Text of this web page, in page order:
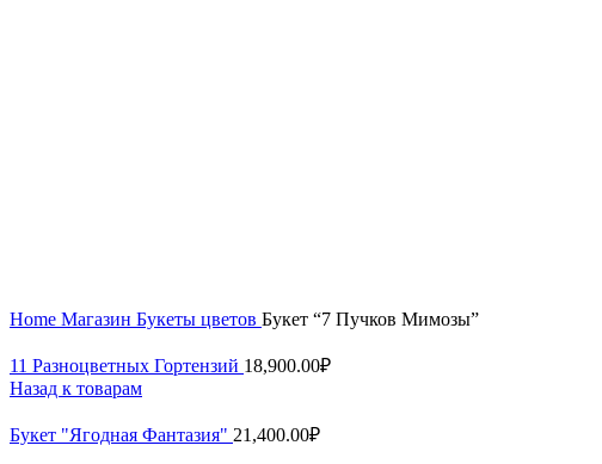
Home Магазин Букеты цветов Букет “7 Пучков Мимозы”
11 Разноцветных Гортензий 18,900.00₽
Назад к товарам
Букет "Ягодная Фантазия" 21,400.00₽